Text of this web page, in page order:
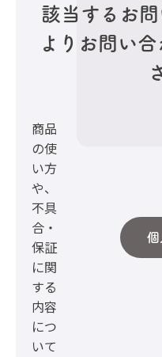
該当するお
より お問い
商品
の使
い方
や、
不具
合・
保証
に関
する
内容
につ
いて
個